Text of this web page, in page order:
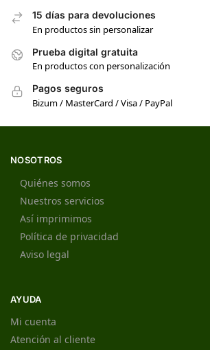
15 días para devoluciones
En productos sin personalizar
Prueba digital gratuita
En productos con personalización
Pagos seguros
Bizum / MasterCard / Visa / PayPal
NOSOTROS
Quiénes somos
Nuestros servicios
Así imprimimos
Política de privacidad
Aviso legal
AYUDA
Mi cuenta
Atención al cliente